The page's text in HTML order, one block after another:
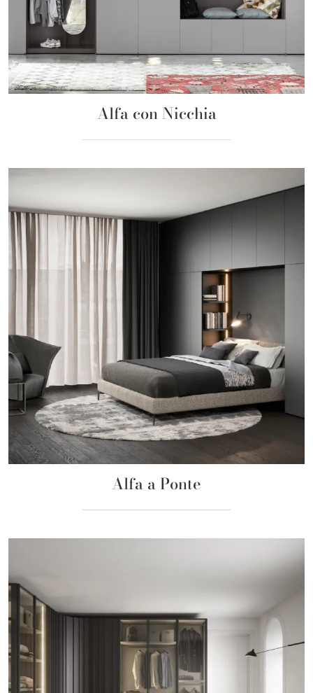
Alfa con Nicchia
Alfa a Ponte